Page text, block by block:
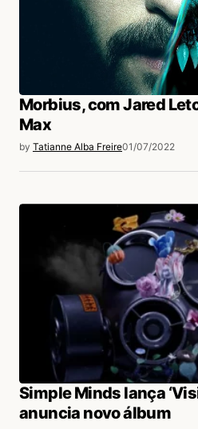
Morbius, com Jared
Max
by Tatianne Alba Freire01/07/2022
Simple Minds lança
anuncia novo álbum